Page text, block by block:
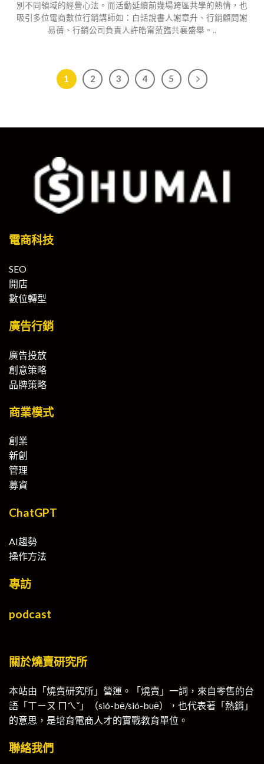
別不同領域的經營心法。而活動延續前幾場跨區共學的熱情，也
吸引多位電商數位行銷講師如：白話說書人謝章升、行銷顧問謝
易蒨、行銷公司負責人許皓甯蒞臨共襄盛舉。..
1 2 3 4 5
電商科技
SEO
開店
數位轉型
廣告行銷
廣告投放
創意策略
品牌策略
商業模式
創業
新創
管理
募資
ChatGPT
AI趨勢
操作方法
專訪
podcast
關於燒賣研究所
本站由「燒賣研究所」營運。「燒賣」一詞，來自零售的台
語「ㄒㄧㄡ ㄇㄟˇ」（sió-bē/sió-buē），也代表著「熱銷」
的意思，是培育電商人才的實戰教育單位。
聯絡我們